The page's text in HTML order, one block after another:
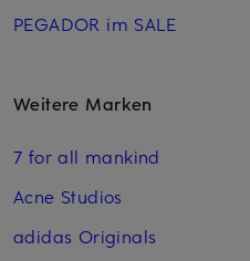
PEGADOR im SALE
Weitere Marken
7 for all mankind
Acne Studios
adidas Originals